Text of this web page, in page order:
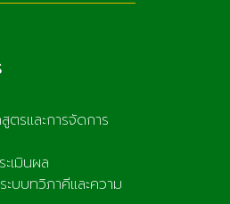
รและการจัดการ
เมินผล
บบทวิภาคีและความ